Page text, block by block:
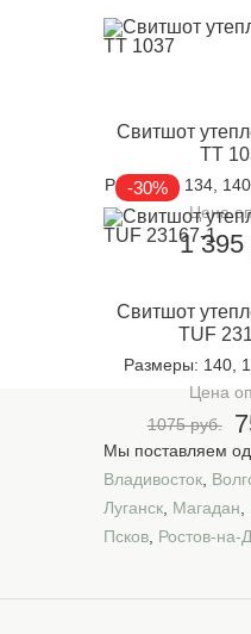
Свитшот
TT
Размеры: 134,
Цена
1 395
-30%
Свитшот
TUF
Размеры: 140,
Цена
1075 руб.
Мы поставляем
Владивосток
Луганск Магадан
Псков Ростов-на-